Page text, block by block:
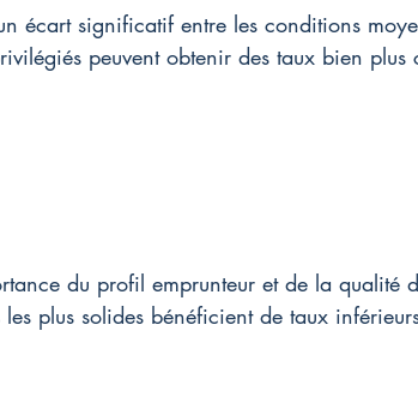
écart significatif entre les conditions
peuvent obtenir des taux bien plus
du profil emprunteur et de la qualité
les plus solides bénéficient de taux